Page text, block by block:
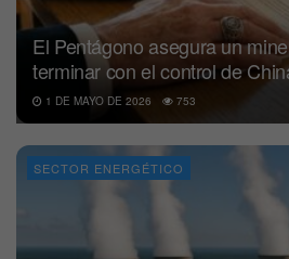
El Pentágono asegura un
terminar con el control de
1 DE MAYO DE 2026 753
SECTOR ENERGÉTICO